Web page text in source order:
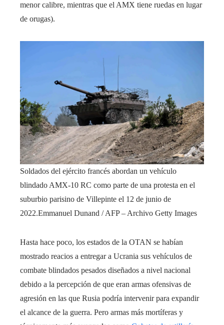
menor calibre, mientras que el AMX tiene ruedas en lugar
de orugas).
Soldados del ejército francés abordan un vehículo
blindado AMX-10 RC como parte de una protesta en el
suburbio parisino de Villepinte el 12 de junio de
2022.Emmanuel Dunand / AFP – Archivo Getty Images
Hasta hace poco, los estados de la OTAN se habían
mostrado reacios a entregar a Ucrania sus vehículos de
combate blindados pesados ​​diseñados a nivel nacional
debido a la percepción de que eran armas ofensivas de
agresión en las que Rusia podría intervenir para expandir
el alcance de la guerra. Pero armas más mortíferas y